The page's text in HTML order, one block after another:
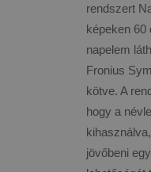
rendszert
képeken 60
napelem
Fronius
kötve. A
hogy a
jövőbeni